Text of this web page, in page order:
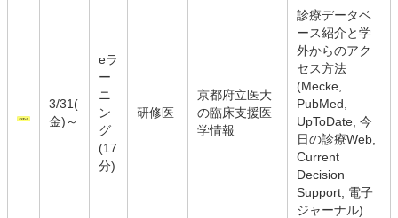
3/31(
金)～
eラ
ー
ニ
ン
グ
(17
分)
研修医
京都府立医大
の臨床支援医
学情報
診療データベ
ース紹介と学
外からのアク
セス方法
(Mecke,
PubMed,
UpToDate, 今
日の診療Web,
Current
Decision
Support, 電子
ジャーナル)